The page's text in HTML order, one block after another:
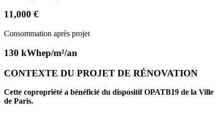
11,000 €
Consommation après projet
130 kWhep/m²/an
CONTEXTE DU PROJET DE RÉNOVATION
Cette copropriété a bénéficié du dispositif OPATB19 de la Ville
de Paris.